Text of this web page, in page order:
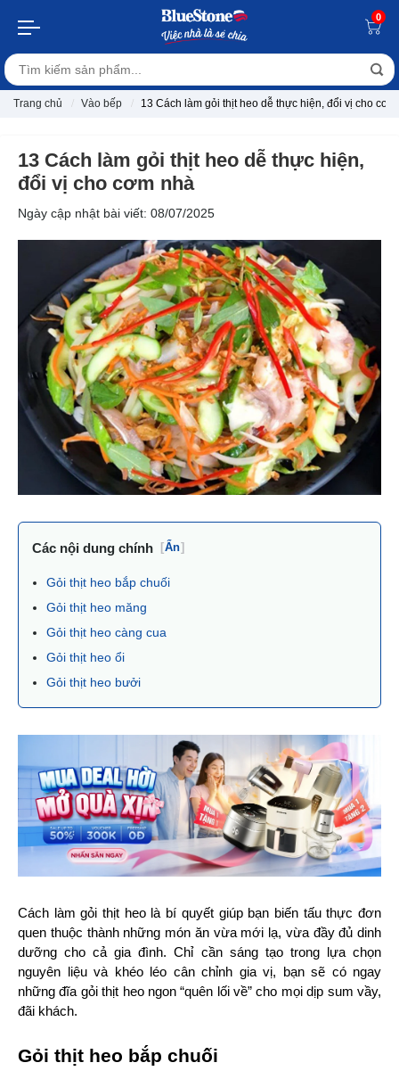
0
Trang chủ Vào bếp 13 Cách làm gỏi thịt heo dễ thực hiện, đổi vị cho
13 Cách làm gỏi thịt heo dễ thực hiện,
đổi vị cho cơm nhà
Ngày cập nhật bài viết: 08/07/2025
Các nội dung chính [Ẩn]
Gỏi thịt heo bắp chuối
Gỏi thịt heo măng
Gỏi thịt heo càng cua
Gỏi thịt heo ổi
Gỏi thịt heo bưởi
Cách làm gỏi thịt heo là bí quyết giúp bạn biến tấu thực đơn
quen thuộc thành những món ăn vừa mới lạ, vừa đầy đủ dinh
dưỡng cho cả gia đình. Chỉ cần sáng tạo trong lựa chọn
nguyên liệu và khéo léo cân chỉnh gia vị, bạn sẽ có ngay
những đĩa gỏi thịt heo ngon “quên lối về” cho mọi dịp sum vầy,
đãi khách.
Gỏi thịt heo bắp chuối